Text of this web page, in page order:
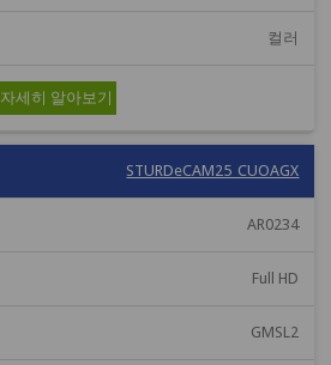
컬러
자세히 알아보기
STURDeCAM25_CUOAGX
AR0234
Full HD
GMSL2